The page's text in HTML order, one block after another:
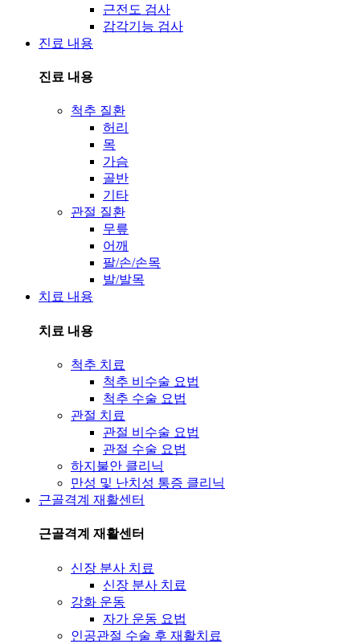
근전도 검사
감각기능 검사
진료 내용
진료 내용
척추 질환
허리
목
가슴
골반
기타
관절 질환
무릎
어깨
팔/손/손목
발/발목
치료 내용
치료 내용
척추 치료
척추 비수술 요법
척추 수술 요법
관절 치료
관절 비수술 요법
관절 수술 요법
하지불안 클리닉
만성 및 난치성 통증 클리닉
근골격계 재활센터
근골격계 재활센터
신장 분사 치료
신장 분사 치료
강화 운동
자가 운동 요법
인공관절 수술 후 재활치료